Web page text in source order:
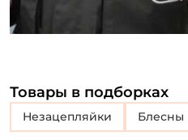
Товары в подборках
незацепляйки блесны